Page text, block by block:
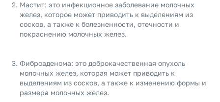
Мастит: это инфекционное заболевание молочных
желез, которое может приводить к выделениям из
сосков, а также к болезненности, отечности и
покраснению молочных желез.
Фиброаденома: это доброкачественная опухоль
молочных желез, которая может приводить к
выделениям из сосков, а также к изменению формы и
размера молочных желез.